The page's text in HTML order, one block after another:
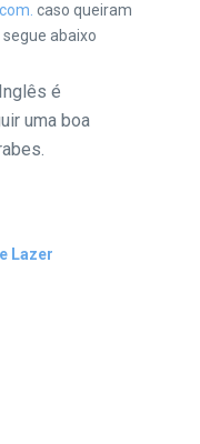
caso queiram
abaixo
é
uma boa
Lazer